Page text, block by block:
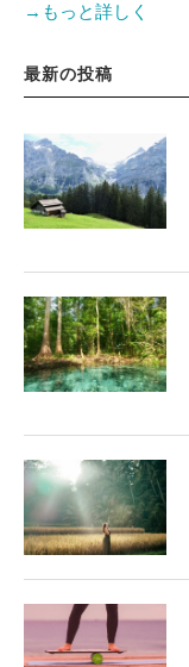
→もっと詳しく
最新の投稿